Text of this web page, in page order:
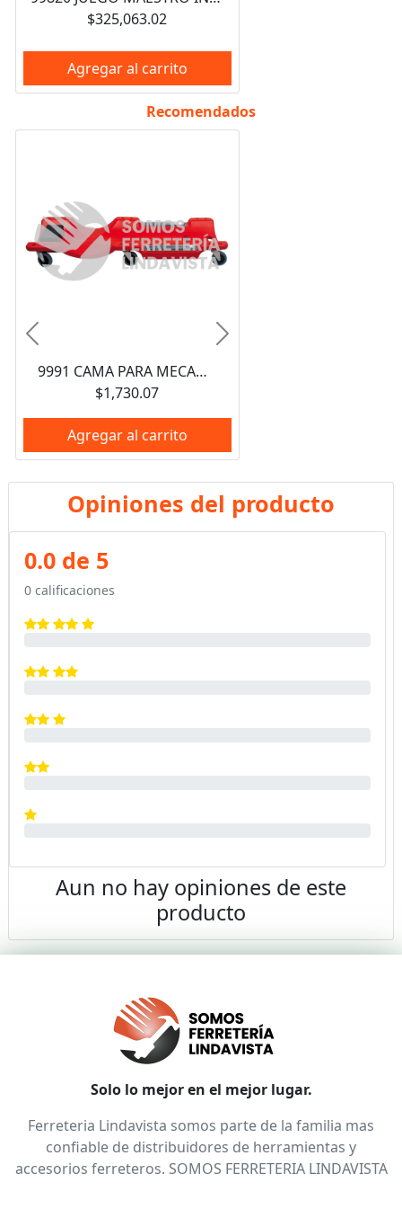
$325,063.02
Agregar al carrito
Recomendados
9991 CAMA PARA MECANICO PLASTICA, 6 RUEDAS GIRATORIAS, 40" URREA
$1,730.07
Agregar al carrito
Anterior Siguiente
Opiniones del producto
Aun no hay opiniones de este
producto
0.0 de 5
0 calificaciones
Solo lo mejor en el mejor lugar.
Ferreteria Lindavista somos parte de la familia mas
confiable de distribuidores de herramientas y
accesorios ferreteros. SOMOS FERRETERIA LINDAVISTA